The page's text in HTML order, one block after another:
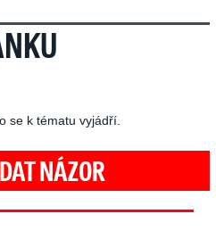
se k tématu vyjádří.
NÁZOR